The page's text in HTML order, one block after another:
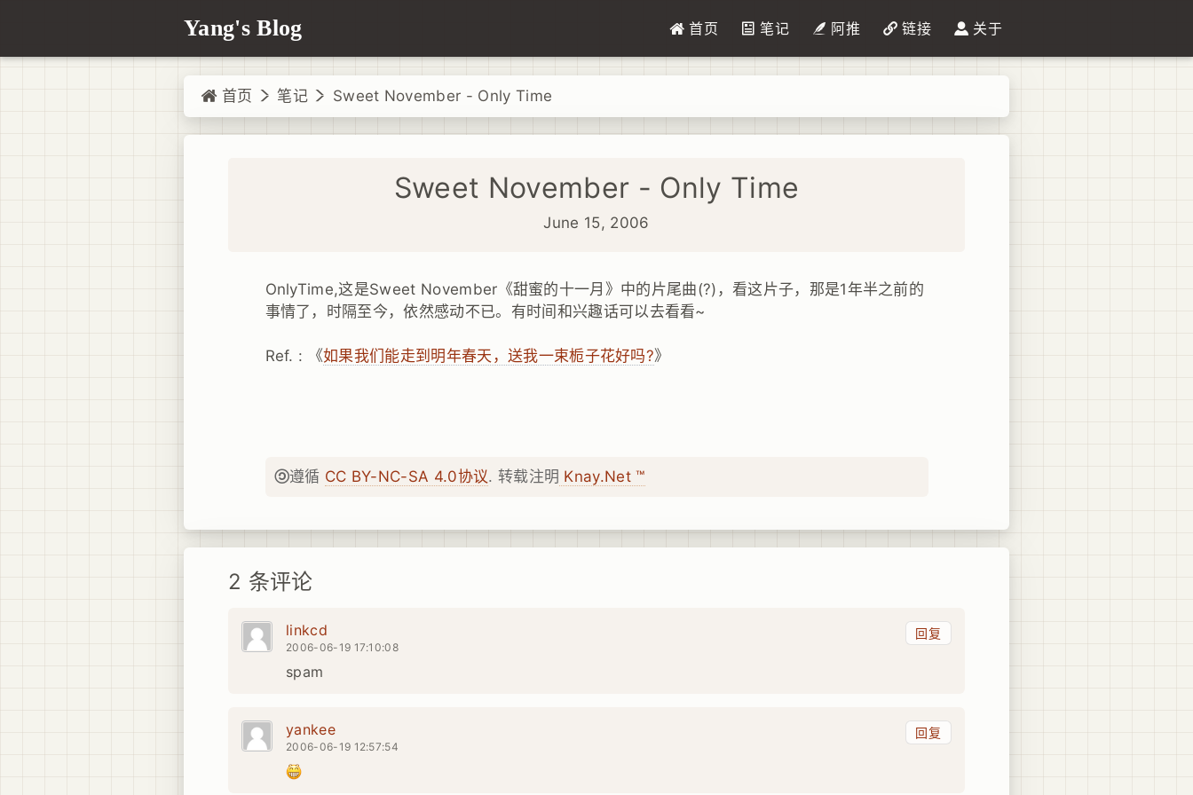
Yang's Blog 首页 笔记 阿推 链接 关于
首页 笔记 Sweet November - Only Time
Sweet November - Only Time
June 15, 2006
OnlyTime,这是Sweet November《甜蜜的十一月》中的片尾曲(?)，看这片子，那是1年半之前的
事情了，时隔至今，依然感动不已。有时间和兴趣话可以去看看~
Ref. : 《如果我们能走到明年春天，送我一束栀子花好吗?》
遵循 CC BY-NC-SA 4.0协议. 转载注明 Knay.Net ™
2 条评论
回复
linkcd
2006-06-19 17:10:08
spam
回复
yankee
2006-06-19 12:57:54